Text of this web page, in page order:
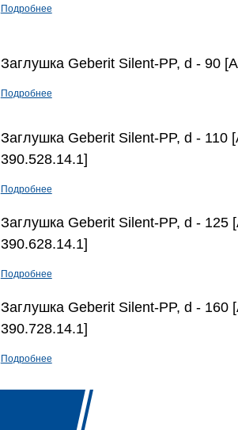
Подробнее
Заглушка Geberit Silent-PP, d - 90
Подробнее
Заглушка Geberit Silent-PP, d - 110
390.528.14.1]
Подробнее
Заглушка Geberit Silent-PP, d - 125
390.628.14.1]
Подробнее
Заглушка Geberit Silent-PP, d - 160
390.728.14.1]
Подробнее